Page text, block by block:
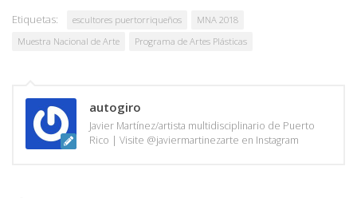
Etiquetas: escultores puertorriqueños
MNA 2018
Muestra Nacional de Arte
Programa de Artes Plásticas
autogiro
Javier Martínez/artista multidisciplinario de Puerto
Rico | Visite @javiermartinezarte en Instagram